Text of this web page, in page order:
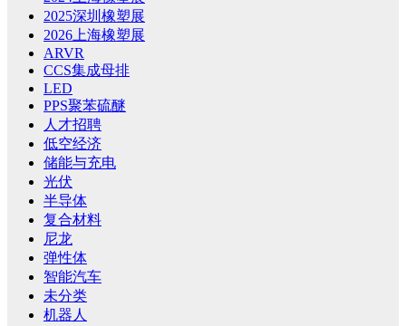
2025深圳橡塑展
2026上海橡塑展
ARVR
CCS集成母排
LED
PPS聚苯硫醚
人才招聘
低空经济
储能与充电
光伏
半导体
复合材料
尼龙
弹性体
智能汽车
未分类
机器人